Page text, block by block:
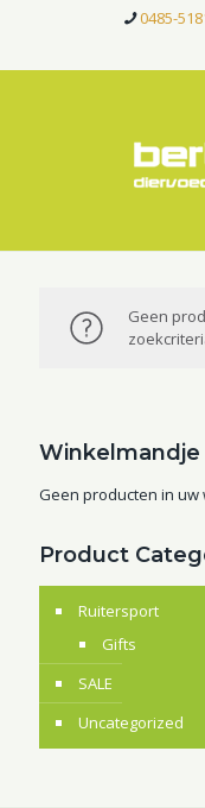
0485-
Geen
Winkelmandje
Geen producten in uw
Product
Ruitersport
Gifts
SALE
Uncategorized